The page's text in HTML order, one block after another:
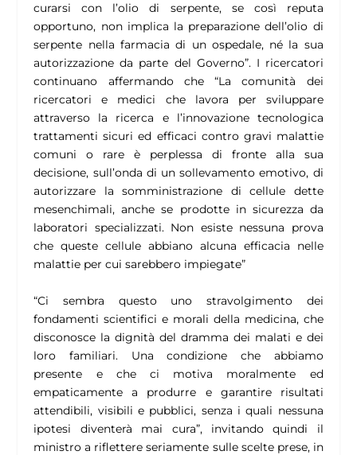
curarsi con l’olio di serpente, se così reputa
opportuno, non implica la preparazione dell’olio di
serpente nella farmacia di un ospedale, né la sua
autorizzazione da parte del Governo”. I ricercatori
continuano affermando che“La comunità dei
ricercatori e medici che lavora per sviluppare
attraverso la ricerca e l’innovazione tecnologica
trattamenti sicuri ed efficaci contro gravi malattie
comuni o rare è perplessa di fronte alla sua
decisione, sull’onda di un sollevamento emotivo, di
autorizzare la somministrazione di cellule dette
mesenchimali, anche se prodotte in sicurezza da
laboratori specializzati. Non esiste nessuna prova
che queste cellule abbiano alcuna efficacia nelle
malattie per cui sarebbero impiegate”
“Ci sembra questo uno stravolgimento dei
fondamenti scientifici e morali della medicina, che
disconosce la dignità del dramma dei malati e dei
loro familiari. Una condizione che abbiamo
presente e che ci motiva moralmente ed
empaticamente a produrre e garantire risultati
attendibili, visibili e pubblici, senza i quali nessuna
ipotesi diventerà mai cura”, invitando quindi il
ministro a riflettere seriamente sulle scelte prese, in